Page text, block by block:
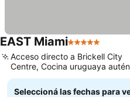
EAST Miami5 Estrellas
Acceso directo a Brickell City
Centre, Cocina uruguaya
en Quinto
Seleccioná las fechas para